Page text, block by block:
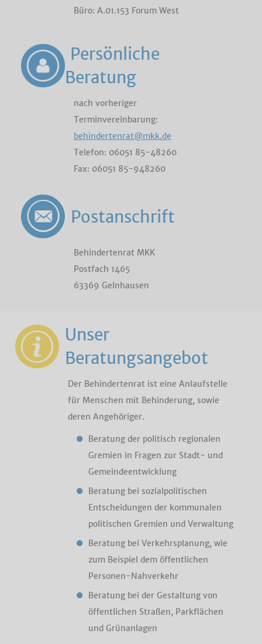
Büro: A.01.153 Forum West
Persönliche
Beratung
nach vorheriger
Terminvereinbarung:
behindertenrat@mkk.de
Telefon: 06051 85-48260
Fax: 06051 85-948260
Postanschrift
Behindertenrat MKK
Postfach 1465
63369 Gelnhausen
Unser
Beratungsangebot
Der Behindertenrat ist eine Anlaufstelle
für Menschen mit Behinderung, sowie
deren Angehöriger.
Beratung der politisch regionalen
Gremien in Fragen zur Stadt- und
Gemeindeentwicklung
Beratung bei sozialpolitischen
Entscheidungen der kommunalen
politischen Gremien und Verwaltung
Beratung bei Verkehrsplanung, wie
zum Beispiel dem öffentlichen
Personen-Nahverkehr
Beratung bei der Gestaltung von
öffentlichen Straßen, Parkflächen
und Grünanlagen